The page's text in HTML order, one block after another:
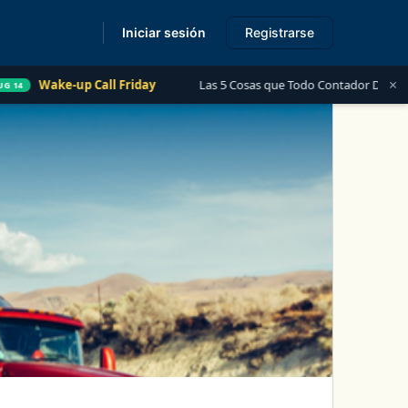
up Call Friday Las 5 Cosas que Todo Contador Debe Saber
×
Iniciar sesión Registrarse